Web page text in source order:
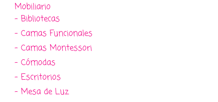
Mobiliario
- Bibliotecas
- Camas Funcionales
- Camas Montessori
- Cómodas
- Escritorios
- Mesa de Luz